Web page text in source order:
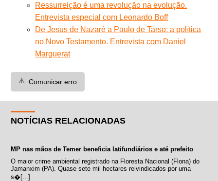
Ressurreição é uma revolução na evolução.
Entrevista especial com Leonardo Boff
De Jesus de Nazaré a Paulo de Tarso: a política
no Novo Testamento. Entrevista com Daniel
Marguerat
⚠️ Comunicar erro
NOTÍCIAS RELACIONADAS
MP nas mãos de Temer beneficia latifundiários e até prefeito
O maior crime ambiental registrado na Floresta Nacional (Flona) do
Jamanxim (PA). Quase sete mil hectares reivindicados por uma
s�[...]